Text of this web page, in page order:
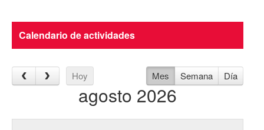
Calendario de actividades
Hoy Mes Semana Día
agosto 2026